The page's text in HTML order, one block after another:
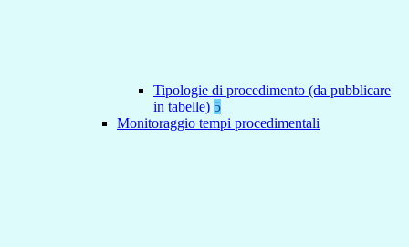
Tipologie di procedimento (da pubblicare
in tabelle) 5
Monitoraggio tempi procedimentali